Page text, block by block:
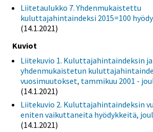
Liitetaulukko 7. Yhdenmukaistettu
kuluttajahintaindeksi 2015=100
(14.1.2021)
Kuviot
Liitekuvio 1. Kuluttajahintaindeksin ja
yhdenmukaistetun
vuosimuutokset, tammikuu 2001 -
(14.1.2021)
Liitekuvio 2. Kuluttajahintaindeksin
eniten vaikuttaneita hyödykkeitä,
(14.1.2021)